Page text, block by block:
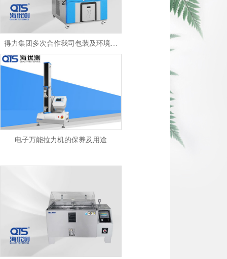
得力集团多次合作我司包装及环境试验箱
电子万能拉力机的保养及用途